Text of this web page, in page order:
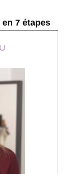
7 étapes